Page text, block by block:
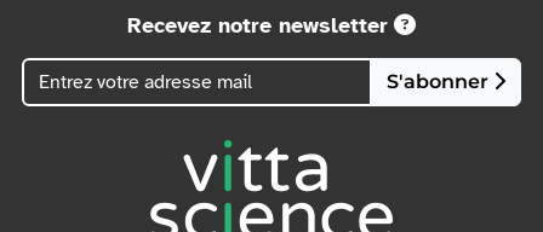
Recevez notre newsletter
S'abonner